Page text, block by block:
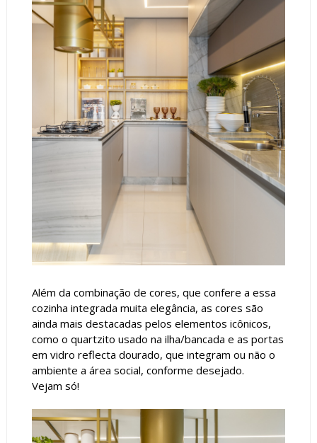
Além da combinação de cores, que confere a essa
cozinha integrada muita elegância, as cores são
ainda mais destacadas pelos elementos icônicos,
como o quartzito usado na ilha/bancada e as portas
em vidro reflecta dourado, que integram ou não o
ambiente a área social, conforme desejado.
Vejam só!